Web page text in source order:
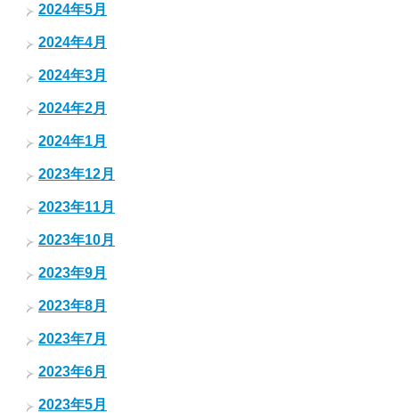
2024年5月
2024年4月
2024年3月
2024年2月
2024年1月
2023年12月
2023年11月
2023年10月
2023年9月
2023年8月
2023年7月
2023年6月
2023年5月